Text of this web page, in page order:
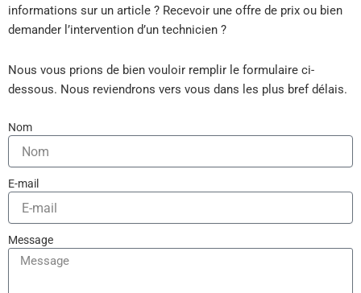
informations sur un article ? Recevoir une offre de prix ou bien
demander l’intervention d’un technicien ?
Nous vous prions de bien vouloir remplir le formulaire ci-
dessous. Nous reviendrons vers vous dans les plus bref délais.
Nom
E-mail
Message